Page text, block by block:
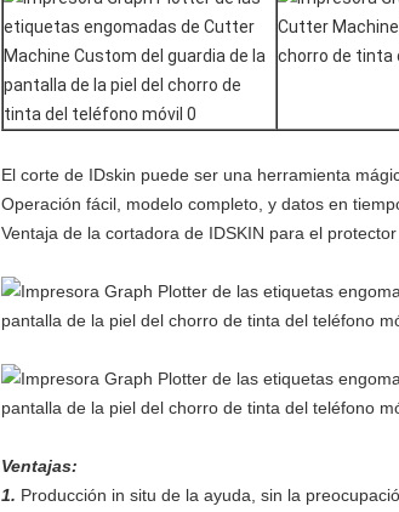
El corte de IDskin puede ser una herramienta
Operación fácil, modelo completo, y datos en
Ventaja de la cortadora de IDSKIN para el
Ventajas:
1. Producción in situ de la ayuda, sin la